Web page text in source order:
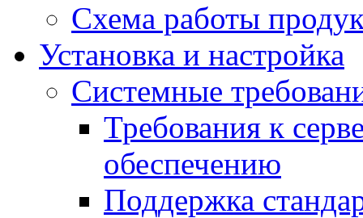
Схема работы
Установка и настройка
Системные
Требования к
обеспечению
Поддержка